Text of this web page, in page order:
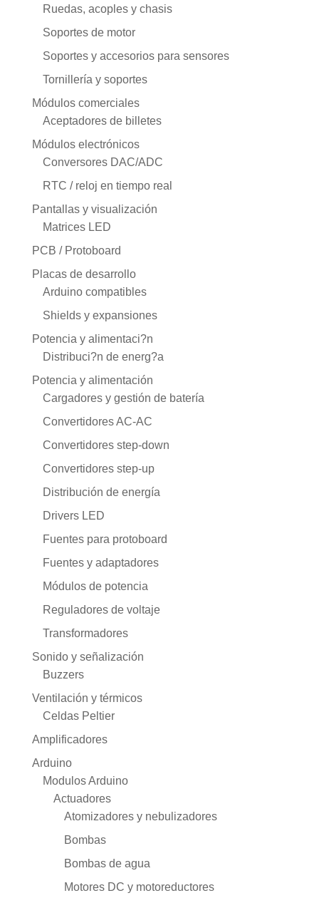
Ruedas, acoples y chasis
Soportes de motor
Soportes y accesorios para sensores
Tornillería y soportes
Módulos comerciales
Aceptadores de billetes
Módulos electrónicos
Conversores DAC/ADC
RTC / reloj en tiempo real
Pantallas y visualización
Matrices LED
PCB / Protoboard
Placas de desarrollo
Arduino compatibles
Shields y expansiones
Potencia y alimentaci?n
Distribuci?n de energ?a
Potencia y alimentación
Cargadores y gestión de batería
Convertidores AC-AC
Convertidores step-down
Convertidores step-up
Distribución de energía
Drivers LED
Fuentes para protoboard
Fuentes y adaptadores
Módulos de potencia
Reguladores de voltaje
Transformadores
Sonido y señalización
Buzzers
Ventilación y térmicos
Celdas Peltier
Amplificadores
Arduino
Modulos Arduino
Actuadores
Atomizadores y nebulizadores
Bombas
Bombas de agua
Motores DC y motoreductores